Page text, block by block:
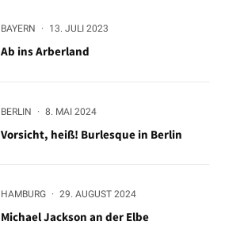
BAYERN · 13. JULI 2023
Ab ins Arberland
BERLIN · 8. MAI 2024
Vorsicht, heiß! Burlesque in Berlin
HAMBURG · 29. AUGUST 2024
Michael Jackson an der Elbe